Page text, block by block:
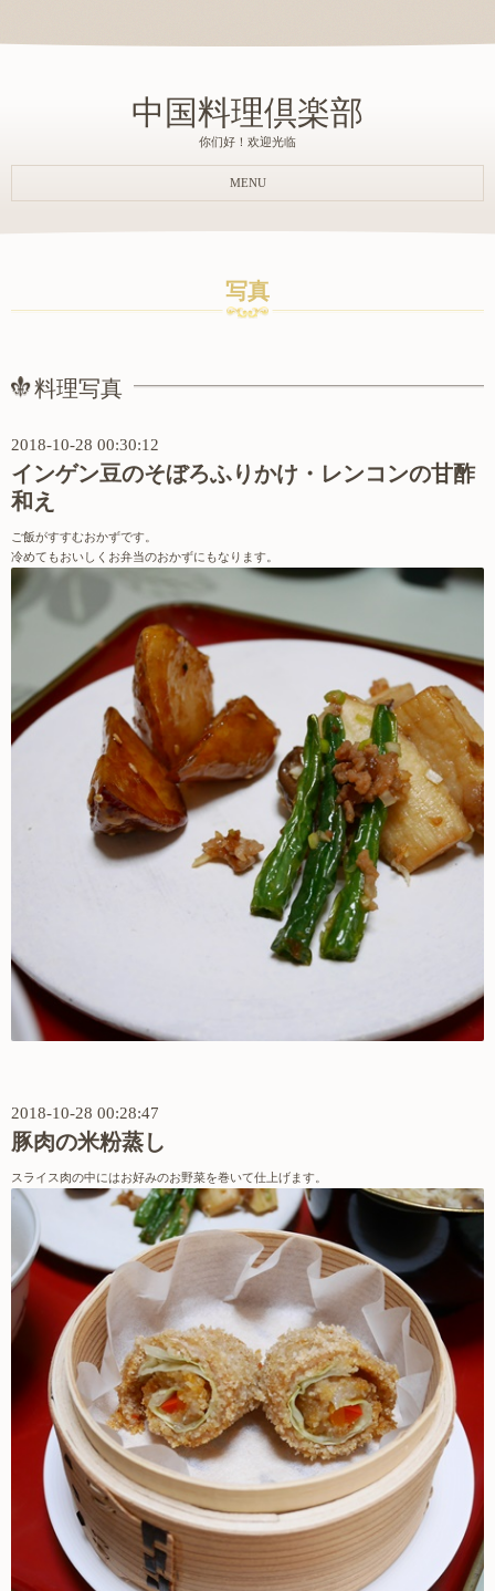
中国料理倶楽部
你们好！欢迎光临
MENU
写真
料理写真
2018-10-28 00:30:12
インゲン豆のそぼろふりかけ・レンコンの甘酢
和え
ご飯がすすむおかずです。
冷めてもおいしくお弁当のおかずにもなります。
2018-10-28 00:28:47
豚肉の米粉蒸し
スライス肉の中にはお好みのお野菜を巻いて仕上げます。